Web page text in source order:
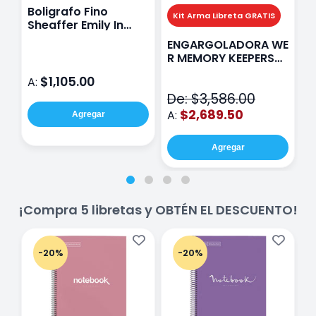
Boligrafo Fino
Sheaffer Emily In
A: $1,105.00
Agregar
Kit Arma Libreta GRATIS
ENGARGOLADORA WE
R MEMORY KEEPERS
De: $3,586.00
A: $2,689.50
Agregar
¡Compra 5 libretas y OBTÉN EL DESCUENTO!
-20% -20%